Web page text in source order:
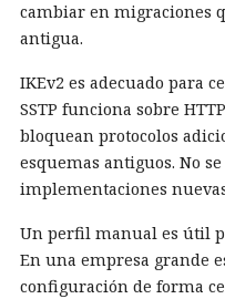
cambiar en migraciones
antigua.
IKEv2 es adecuado para
SSTP funciona sobre
bloquean protocolos
esquemas antiguos. No
implementaciones
Un perfil manual es útil
En una empresa grande
configuración de forma